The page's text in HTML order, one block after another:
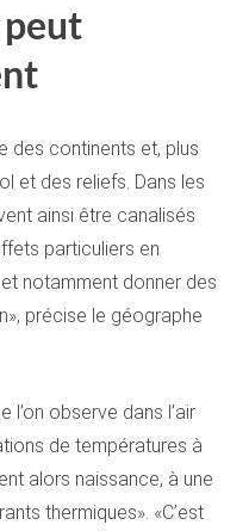
des continents et, plus
et des reliefs. Dans les
ainsi être canalisés
particuliers en
notamment donner des
précise le géographe
l’on observe dans l’air
de températures à
alors naissance, à une
thermiques». «C’est